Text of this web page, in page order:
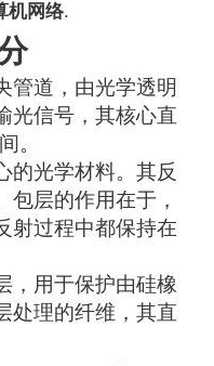
机网络.
管道，由光学透明
光信号，其核心直
。
的光学材料。其反
包层的作用在于，
射过程中都保持在
，用于保护由硅橡
处理的纤维，其直